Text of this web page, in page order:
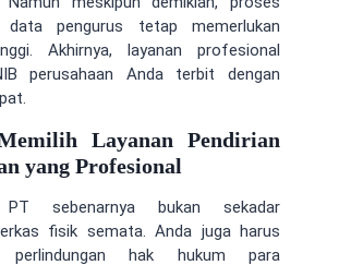
data pengurus tetap memerlukan
Akhirnya, layanan profesional
perusahaan Anda terbit dengan
Layanan Pendirian
yang Profesional
PT sebenarnya bukan sekadar
fisik semata. Anda juga harus
perlindungan hak hukum para